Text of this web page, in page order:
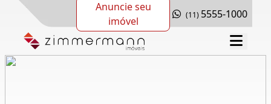
Anuncie seu
imóvel
(11) 5555-1000